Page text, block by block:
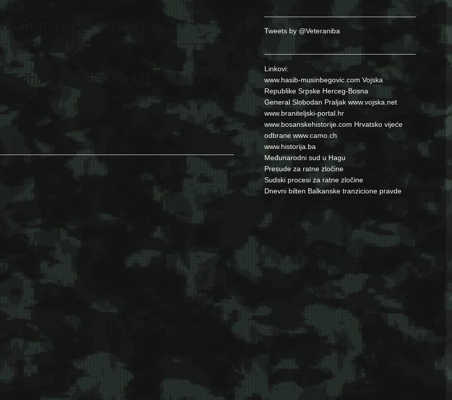
Asim (1953 – 1994)
(1966 – 1993)
Tweets by @Veteraniba
Linkovi:
www.hasib-musinbegovic.com Vojska
Republike Srpske Herceg-Bosna
General Slobodan Praljak www.vojska.net
www.braniteljski-portal.hr
www.bosanskehistorije.com Hrvatsko vijeće
odbrane www.camo.ch
www.historija.ba
Međunarodni sud u Hagu
Presude za ratne zločine
Sudski procesi za ratne zločine
Dnevni bilten Balkanske tranzicione pravde